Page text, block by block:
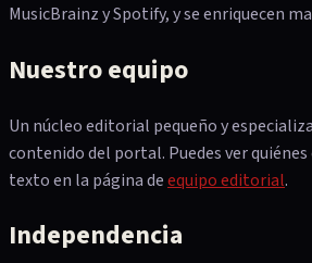
MusicBrainz y Spotify, y se enriquecen
Nuestro equipo
Un núcleo editorial pequeño y
contenido del portal. Puedes ver quiénes
texto en la página deequipo editorial.
Independencia